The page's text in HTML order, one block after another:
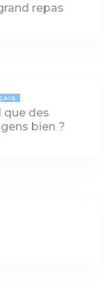
repas
que des
bien ?